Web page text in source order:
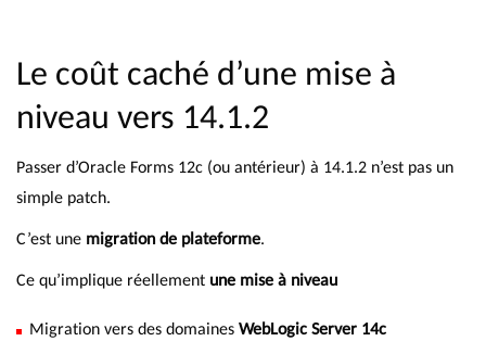
Le coût caché d’une mise à
niveau vers 14.1.2
Passer d’Oracle Forms 12c (ou antérieur) à 14.1.2 n’est pas un
simple patch.
C’est une migration de plateforme.
Ce qu’implique réellement une mise à niveau
Migration vers des domaines WebLogic Server 14c